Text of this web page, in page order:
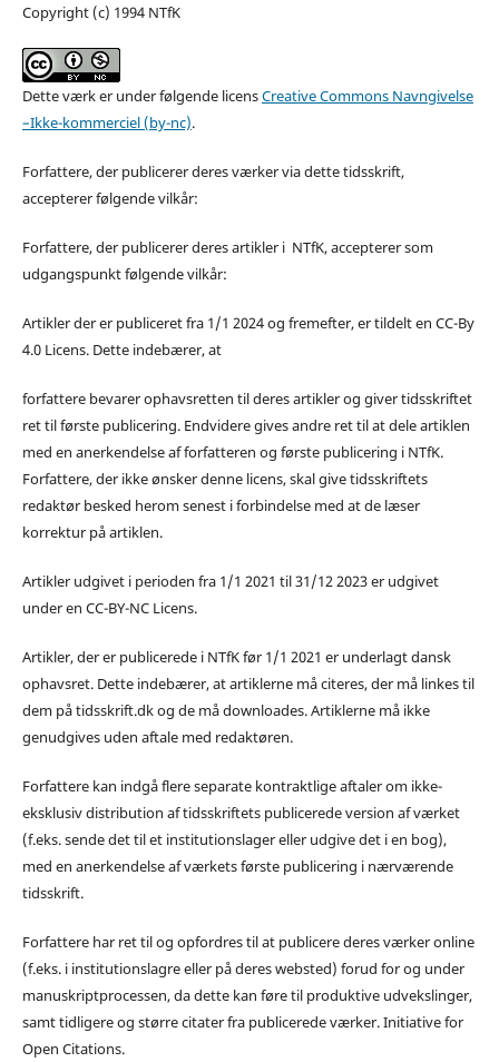
Copyright (c) 1994 NTfK
Dette værk er under følgende licensCreative Commons Navngivelse
–Ikke-kommerciel (by-nc).
Forfattere, der publicerer deres værker via dette tidsskrift,
accepterer følgende vilkår:
Forfattere, der publicerer deres artikler i NTfK, accepterer som
udgangspunkt følgende vilkår:
Artikler der er publiceret fra 1/1 2024 og fremefter, er tildelt en CC-By
4.0 Licens. Dette indebærer, at
forfattere bevarer ophavsretten til deres artikler og giver tidsskriftet
ret til første publicering. Endvidere gives andre ret til at dele artiklen
med en anerkendelse af forfatteren og første publicering i NTfK.
Forfattere, der ikke ønsker denne licens, skal give tidsskriftets
redaktør besked herom senest i forbindelse med at de læser
korrektur på artiklen.
Artikler udgivet i perioden fra 1/1 2021 til 31/12 2023 er udgivet
under en CC-BY-NC Licens.
Artikler, der er publicerede i NTfK før 1/1 2021 er underlagt dansk
ophavsret. Dette indebærer, at artiklerne må citeres, der må linkes til
dem på tidsskrift.dk og de må downloades. Artiklerne må ikke
genudgives uden aftale med redaktøren.
Forfattere kan indgå flere separate kontraktlige aftaler om ikke-
eksklusiv distribution af tidsskriftets publicerede version af værket
(f.eks. sende det til et institutionslager eller udgive det i en bog),
med en anerkendelse af værkets første publicering i nærværende
tidsskrift.
Forfattere har ret til og opfordres til at publicere deres værker online
(f.eks. i institutionslagre eller på deres websted) forud for og under
manuskriptprocessen, da dette kan føre til produktive udvekslinger,
samt tidligere og større citater fra publicerede værker. Initiative for
Open Citations.